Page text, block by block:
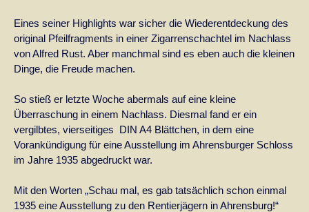
Eines seiner Highlights war sicher die Wiederentdeckung des
original Pfeilfragments in einer Zigarrenschachtel im Nachlass
von Alfred Rust. Aber manchmal sind es eben auch die kleinen
Dinge, die Freude machen.
So stieß er letzte Woche abermals auf eine kleine
Überraschung in einem Nachlass. Diesmal fand er ein
vergilbtes, vierseitiges DIN A4 Blättchen, in dem eine
Vorankündigung für eine Ausstellung im Ahrensburger Schloss
im Jahre 1935 abgedruckt war.
Mit den Worten „Schau mal, es gab tatsächlich schon einmal
1935 eine Ausstellung zu den Rentierjägern in Ahrensburg!“